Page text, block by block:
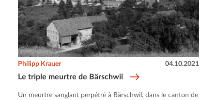
Le triple meurtre de Bärschwil
Philipp Krauer 04.10.2021
Un meurtre sanglant perpétré à Bärschwil, dans le canton de